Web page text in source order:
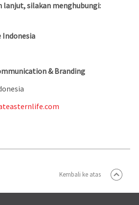
silakan menghubungi:
Indonesia
& Branding
Kembali ke atas